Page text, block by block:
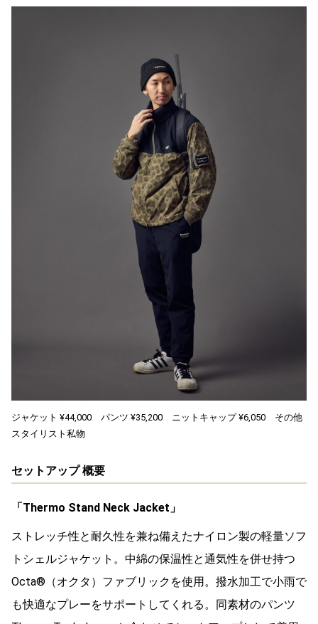
ジャケット ¥44,000 パンツ ¥35,200 ニットキャップ ¥6,050 その他
スタイリスト私物
セットアップ 概要
「 Thermo Stand Neck Jacket 」
ストレッチ性と耐久性を兼ね備えたナイロン製の軽量ソフ
トシェルジャケット。中綿の保温性と通気性を併せ持つ
Octa®（オクタ）ファブリックを使用。撥水加工で小雨で
も快適なプレーをサポートしてくれる。同素材のパンツ